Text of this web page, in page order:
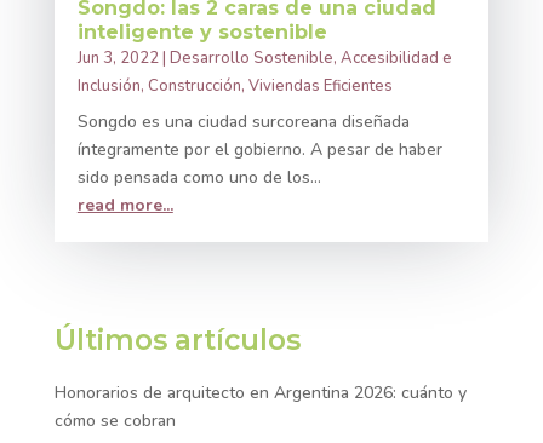
Songdo: las 2 caras de una ciudad
inteligente y sostenible
Jun 3, 2022| Desarrollo Sostenible, Accesibilidad e
Inclusión, Construcción, Viviendas Eficientes
Songdo es una ciudad surcoreana diseñada
íntegramente por el gobierno. A pesar de haber
sido pensada como uno de los...
read more...
Últimos artículos
Honorarios de arquitecto en Argentina 2026: cuánto y
cómo se cobran